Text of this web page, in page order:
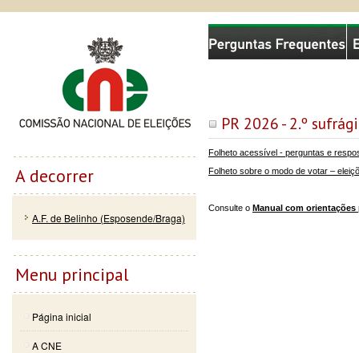
PR 2026 - 2.º
Folheto acessível - perguntas e
Folheto sobre o modo de votar –
Consulte o Manual com
Comissão Nacional de Eleições
A decorrer
A.F. de Belinho (Esposende/Braga)
Menu principal
Página inicial
A CNE